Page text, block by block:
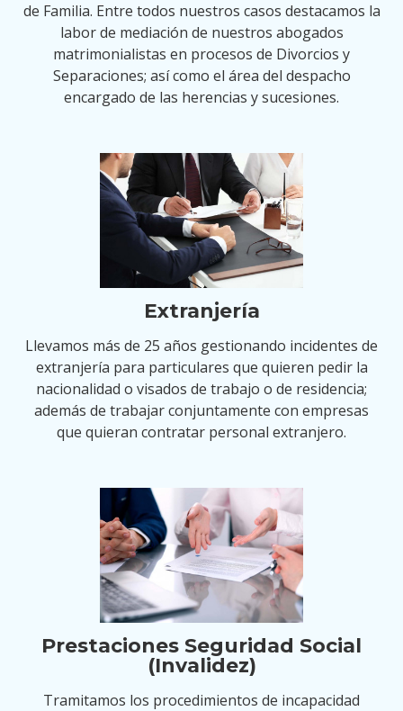
de Familia. Entre todos nuestros casos destacamos la
labor de mediación de nuestros abogados
matrimonialistas en procesos de Divorcios y
Separaciones; así como el área del despacho
encargado de las herencias y sucesiones.
Extranjería
Llevamos más de 25 años gestionando incidentes de
extranjería para particulares que quieren pedir la
nacionalidad o visados de trabajo o de residencia;
además de trabajar conjuntamente con empresas
que quieran contratar personal extranjero.
Prestaciones Seguridad Social
(Invalidez)
Tramitamos los procedimientos de incapacidad